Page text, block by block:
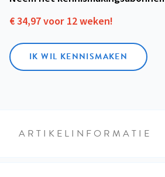
€ 34,97 voor 12 weken!
IK WIL KENNISMAKEN
ARTIKELINFORMATIE